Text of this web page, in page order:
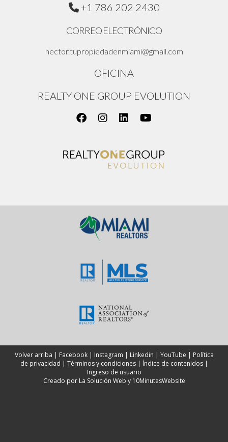
+1 786 202 2430
CORREO ELECTRÓNICO
hector.tupropiedadenmiami@gmail.com
OFICINA
REALTY ONE GROUP EVOLUTION
Volver arriba | Facebook| Instagram | Linkedin | YouTube | Política
de privacidad | Términos y condiciones| Índice de contenidos|
Ingreso de usuario
Creado por La Solución Web y 10MinutesWebsite